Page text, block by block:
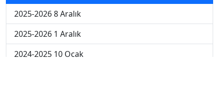
2025-2026 8 Aralık
2025-2026 1 Aralık
2024-2025 10 Ocak